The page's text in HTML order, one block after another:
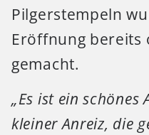
Pilgerstempeln
Eröffnung bereits
gemacht.
„Es ist ein schönes
kleiner Anreiz, die